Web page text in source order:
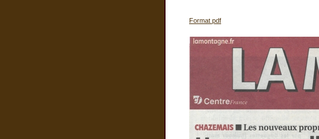
Format pdf